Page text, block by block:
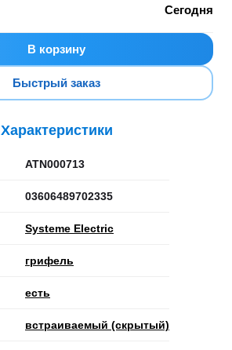
Сегодня
В корзину
Быстрый заказ
Характеристики
ATN000713
03606489702335
Systeme Electric
грифель
есть
встраиваемый (скрытый)